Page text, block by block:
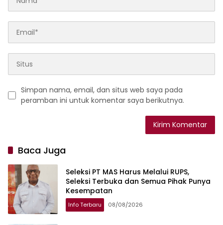
Simpan nama, email, dan situs web saya pada
peramban ini untuk komentar saya berikutnya.
Baca Juga
Seleksi PT MAS Harus Melalui RUPS,
Seleksi Terbuka dan Semua Pihak Punya
Kesempatan
Info Terbaru 08/08/2026